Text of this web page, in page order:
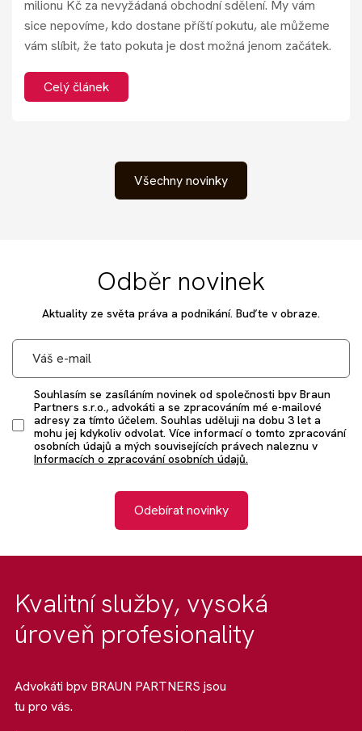
milionu Kč za nevyžádaná obchodní sdělení. My vám
sice nepovíme, kdo dostane příští pokutu, ale můžeme
vám slíbit, že tato pokuta je dost možná jenom začátek.
Celý článek
Všechny novinky
Odběr novinek
Aktuality ze světa práva a podnikání. Buďte v obraze.
Souhlasím se zasíláním novinek od společnosti bpv Braun
Partners s.r.o., advokáti a se zpracováním mé e-mailové
adresy za tímto účelem. Souhlas uděluji na dobu 3 let a
mohu jej kdykoliv odvolat. Více informací o tomto zpracování
osobních údajů a mých souvisejících právech naleznu v
Informacích o zpracování osobních údajů.
Odebírat novinky
Kvalitní služby, vysoká
úroveň profesionality
Advokáti bpv BRAUN PARTNERS jsou
tu pro vás.